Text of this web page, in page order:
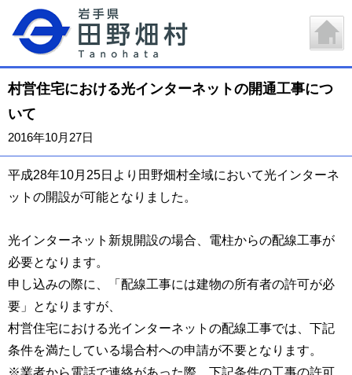
村営住宅における光インターネットの開通工事につ
いて
2016年10月27日
平成28年10月25日より田野畑村全域において光インターネ
ットの開設が可能となりました。
光インターネット新規開設の場合、電柱からの配線工事が
必要となります。
申し込みの際に、「配線工事には建物の所有者の許可が必
要」となりますが、
村営住宅における光インターネットの配線工事では、下記
条件を満たしている場合村への申請が不要となります。
※業者から電話で連絡があった際、下記条件の工事の許可